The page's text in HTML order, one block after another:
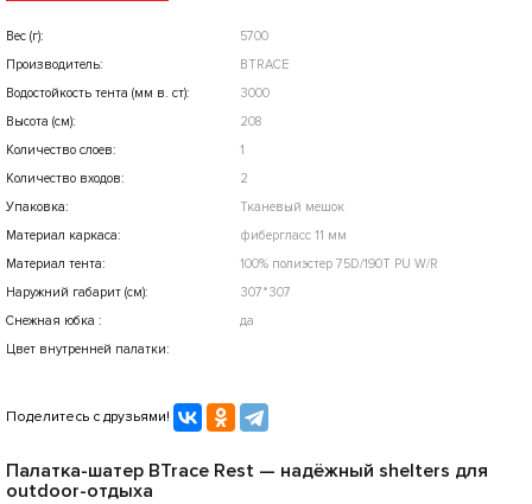
Вес (г):
5700
Производитель:
BTRACE
Водостойкость тента (мм в. ст):
3000
Высота (см):
208
Количество слоев:
1
Количество входов:
2
Упаковка:
Тканевый мешок
Материал каркаса:
фибергласс 11 мм
Материал тента:
100% полиэстер 75D/190T PU W/R
Наружний габарит (см):
307*307
Снежная юбка :
да
Цвет внутренней палатки:
Поделитесь с друзьями!
Палатка-шатер BTrace Rest — надёжный shelters для
outdoor-отдыха